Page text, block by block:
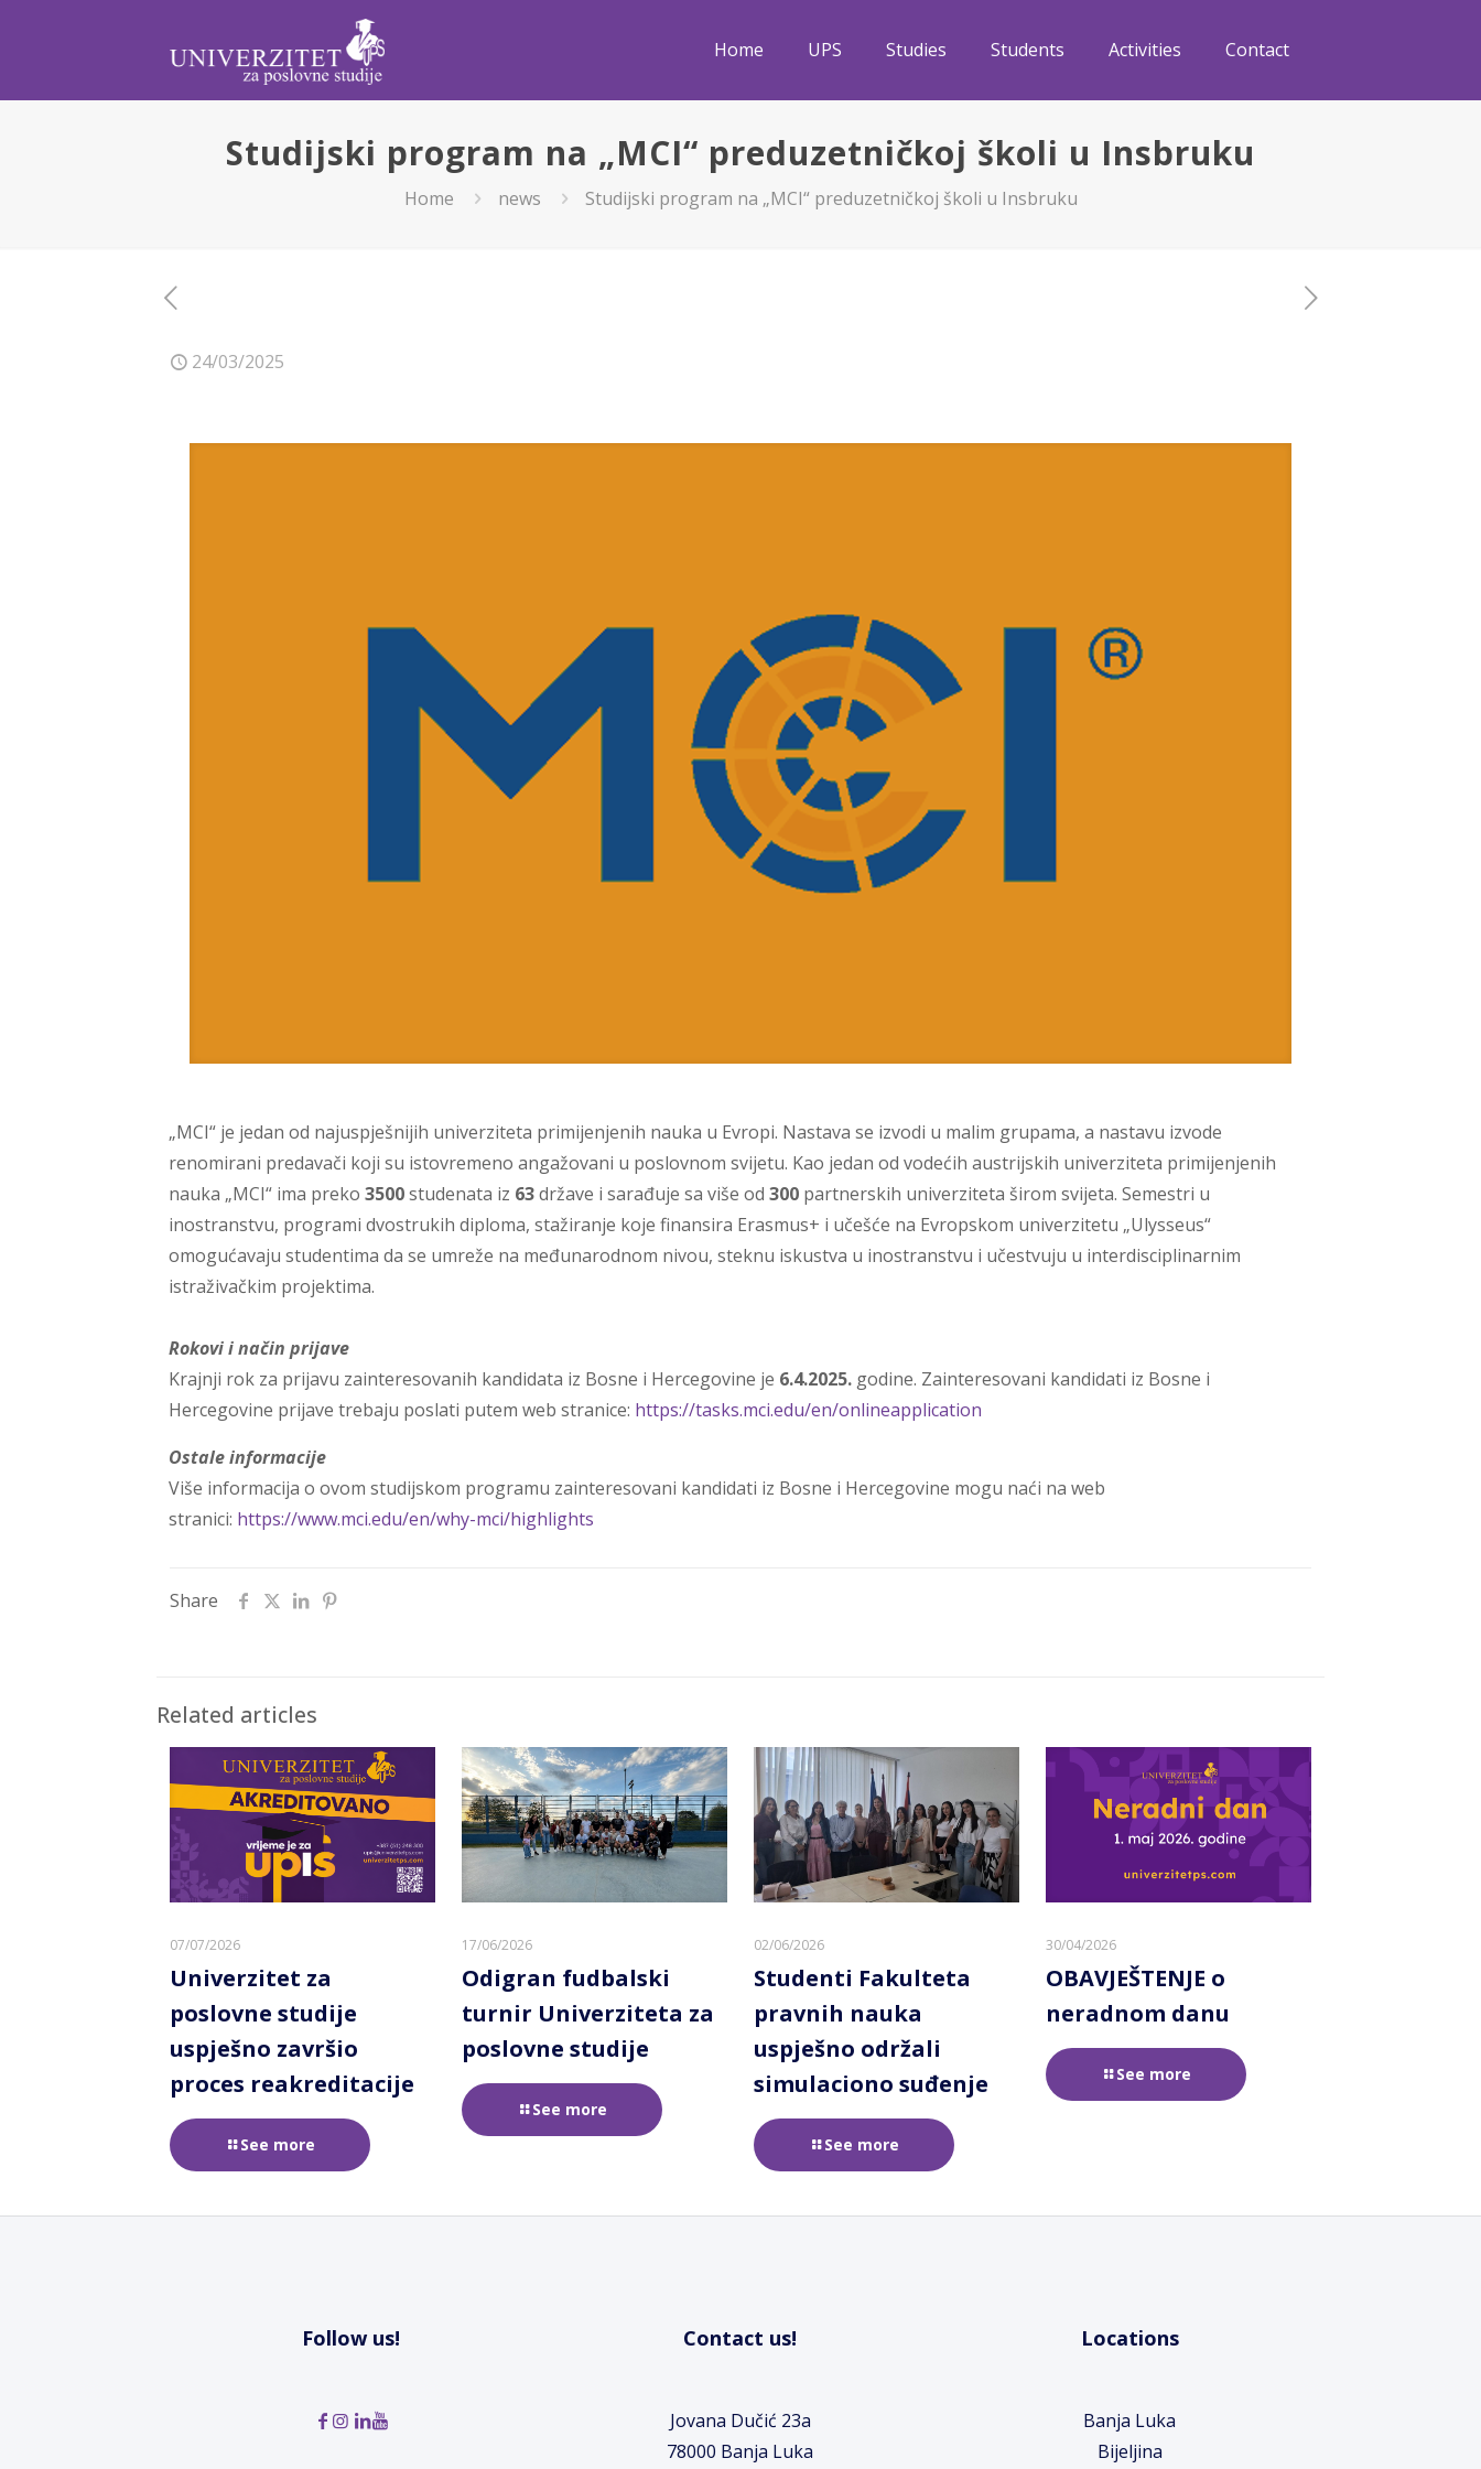
Home UPS Studies Students Activities Contact
Studijski program na „MCI“ preduzetničkoj školi u Insbruku
Home news Studijski program na „MCI“ preduzetničkoj školi u Insbruku
24/03/2025
„MCI“ je jedan od najuspješnijih univerziteta primijenjenih nauka u Evropi. Nastava se izvodi u malim grupama, a nastavu izvode
renomirani predavači koji su istovremeno angažovani u poslovnom svijetu. Kao jedan od vodećih austrijskih univerziteta primijenjenih
nauka „MCI“ ima preko 3500studenata iz 63države i sarađuje sa više od 300partnerskih univerziteta širom svijeta. Semestri u
inostranstvu, programi dvostrukih diploma, stažiranje koje finansira Erasmus+ i učešće na Evropskom univerzitetu „Ulysseus“
omogućavaju studentima da se umreže na međunarodnom nivou, steknu iskustva u inostranstvu i učestvuju u interdisciplinarnim
istraživačkim projektima.
Rokovi i način prijave
Krajnji rok za prijavu zainteresovanih kandidata iz Bosne i Hercegovine je 6.4.2025.godine. Zainteresovani kandidati iz Bosne i
Hercegovine prijave trebaju poslati putem web stranice: https://tasks.mci.edu/en/onlineapplication
Ostale informacije
Više informacija o ovom studijskom programu zainteresovani kandidati iz Bosne i Hercegovine mogu naći na web
stranici: https://www.mci.edu/en/why-mci/highlights
Share
Related articles
07/07/2026
Univerzitet za
poslovne studije
uspješno završio
proces reakreditacije
See more
17/06/2026
Odigran fudbalski
turnir Univerziteta za
poslovne studije
See more
02/06/2026
Studenti Fakulteta
pravnih nauka
uspješno održali
simulaciono suđenje
See more
30/04/2026
OBAVJEŠTENJE o
neradnom danu
See more
Follow us! Contact us!
Jovana Dučić 23a
78000 Banja Luka
Locations
Banja Luka
Bijeljina